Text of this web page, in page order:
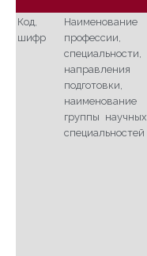
Код,
шифр
Наименование
профессии,
специальности,
направления
подготовки,
наименование
группы научных
специальностей